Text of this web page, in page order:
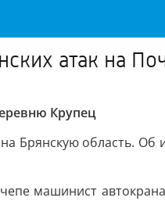
атак на
Крупец
Брянскую область.
машинист